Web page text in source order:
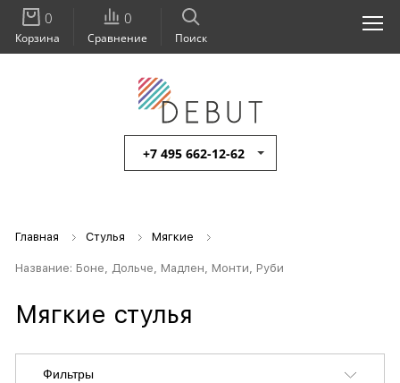
+7 495 662-12-62
Поиск
0
Сравнение
0
Корзина
Главная Стулья Мягкие
Название: Боне, Дольче, Мадлен, Монти, Руби
Мягкие стулья
Фильтры